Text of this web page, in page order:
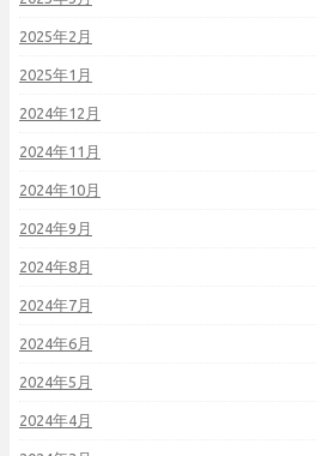
2025年2月
2025年1月
2024年12月
2024年11月
2024年10月
2024年9月
2024年8月
2024年7月
2024年6月
2024年5月
2024年4月